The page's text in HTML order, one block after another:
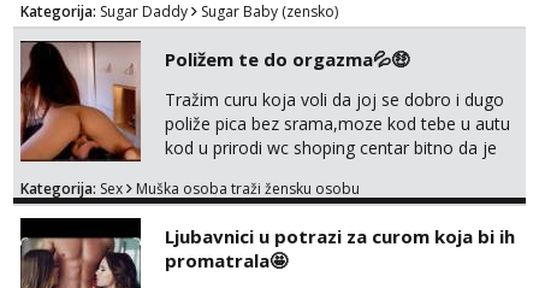
Kategorija: Sugar Daddy Sugar Baby (zensko)
Poližem te do orgazma💦🤑
Tražim curu koja voli da joj se dobro i dugo
poliže pica bez srama,moze kod tebe u autu
kod u prirodi wc shoping centar bitno da je
jer nisam solo. Zgodan sam i diskretan,sliku
za brz dogovor Kontakt 0958759047
Kategorija: Sex Muška osoba traži žensku osobu
Ljubavnici u potrazi za curom koja bi ih
promatrala🤩